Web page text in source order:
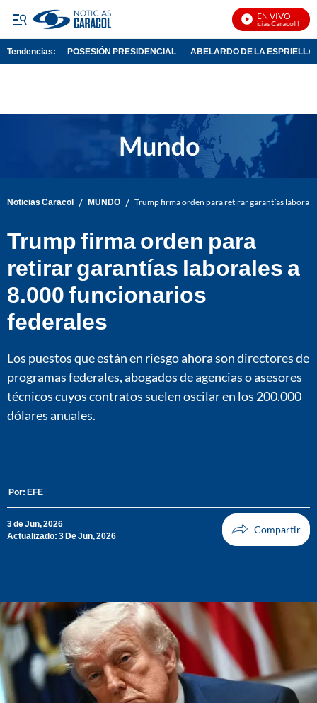
EN VIVO
Noticias Caracol En
Tendencias: POSESIÓN PRESIDENCIAL ABELARDO DE LA ESPRIELLA
Noticias Caracol / MUNDO / Trump firma orden para retirar garantías
Trump firma orden para
retirar garantías laborales a
8.000 funcionarios
federales
Los puestos que están en riesgo ahora son directores de
programas federales, abogados de agencias o asesores
técnicos cuyos contratos suelen oscilar en los 200.000
dólares anuales.
Por: EFE
3 de Jun, 2026
Actualizado: 3 De Jun, 2026